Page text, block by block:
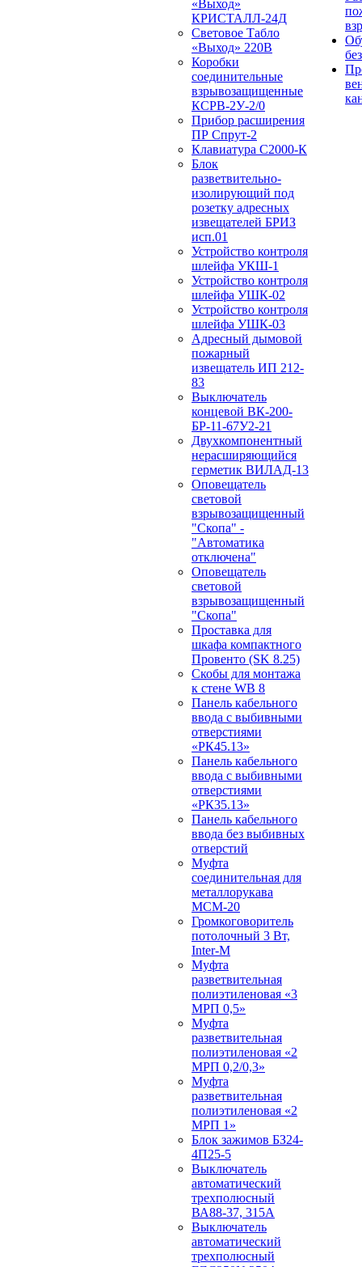
«Выход»
КРИСТАЛЛ-24Д
Световое Табло
«Выход» 220В
Коробки
соединительные
взрывозащищенные
КСРВ-2У-2/0
Прибор расширения
ПР Спрут-2
Клавиатура С2000-К
Блок
разветвительно-
изолирующий под
розетку адресных
извещателей БРИЗ
исп.01
Устройство контроля
шлейфа УКШ-1
Устройство контроля
шлейфа УШК-02
Устройство контроля
шлейфа УШК-03
Адресный дымовой
пожарный
извещатель ИП 212-
83
Выключатель
концевой ВК-200-
БР-11-67У2-21
Двухкомпонентный
нерасширяющийся
герметик ВИЛАД-13
Оповещатель
световой
взрывозащищенный
"Скопа" -
"Автоматика
отключена"
Оповещатель
световой
взрывозащищенный
"Скопа"
Проставка для
шкафа компактного
Провенто (SK 8.25)
Скобы для монтажа
к стене WB 8
Панель кабельного
ввода с выбивными
отверстиями
«РК45.13»
Панель кабельного
ввода с выбивными
отверстиями
«РК35.13»
Панель кабельного
ввода без выбивных
отверстий
Муфта
соединительная для
металлорукава
МСМ-20
Громкоговоритель
потолочный 3 Вт,
Inter-M
Муфта
разветвительная
полиэтиленовая «3
МРП 0,5»
Муфта
разветвительная
полиэтиленовая «2
МРП 0,2/0,3»
Муфта
разветвительная
полиэтиленовая «2
МРП 1»
Блок зажимов БЗ24-
4П25-5
Выключатель
автоматический
трехполюсный
ВА88-37, 315А
Выключатель
автоматический
трехполюсный